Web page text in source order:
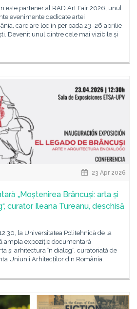
este partener al RAD Art Fair 2026, unul
evenimente dedicate artei
care are loc în perioada 23–26 aprilie
Devenit unul dintre cele mai vizibile și
23 Apr 2026
„Moștenirea Brâncuși: arta și
curator Ileana Tureanu, deschisă
la Universitatea Politehnică de la
ampla expoziție documentară
și arhitectura în dialog“, curatoriată de
Uniunii Arhitecților din România.